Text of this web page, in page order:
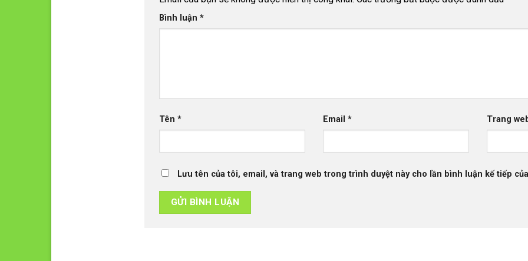
Bình luận*
Tên* Email* Trang
Lưu tên của tôi, email, và trang web trong trình duyệt này cho lần bình luận kế tiếp